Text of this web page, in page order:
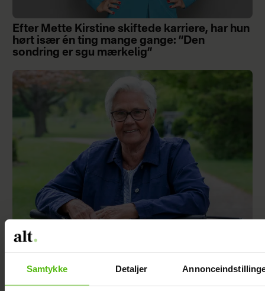
Samtykke Detaljer
Efter Mette Kirstine skiftede karriere, har hun
hørt især én ting mange gange: ”Den
sondring er sgu mærkelig”
Da Ada Folkmann blev skilt, følte hun sig
ensom – men så ændrede et opslag på
Facebook hendes liv